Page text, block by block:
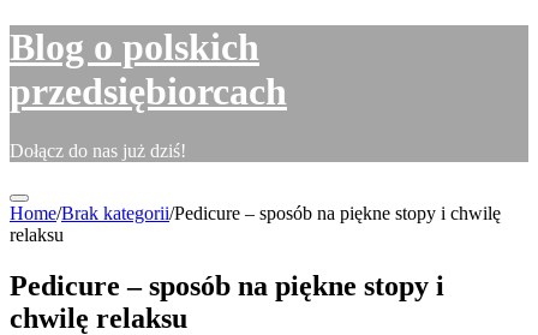
Skip
to
Blog o polskich
przedsiębiorcach
Dołącz do nas już dziś!
Home/Brak kategorii/Pedicure – sposób na piękne stopy i chwilę
relaksu
Pedicure – sposób na piękne stopy i
chwilę relaksu